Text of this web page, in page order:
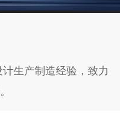
生产制造经验，致力